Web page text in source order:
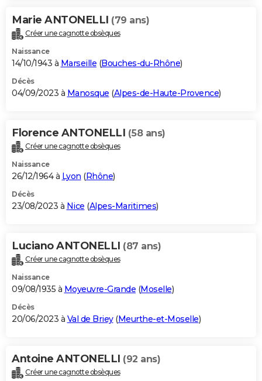
Marie ANTONELLI (79 ans)
Créer une cagnotte obsèques
Naissance
14/10/1943 à Marseille (Bouches-du-Rhône)
Décès
04/09/2023 à Manosque (Alpes-de-Haute-Provence)
Florence ANTONELLI (58 ans)
Créer une cagnotte obsèques
Naissance
26/12/1964 à Lyon (Rhône)
Décès
23/08/2023 à Nice (Alpes-Maritimes)
Luciano ANTONELLI (87 ans)
Créer une cagnotte obsèques
Naissance
09/08/1935 à Moyeuvre-Grande (Moselle)
Décès
20/06/2023 à Val de Briey(Meurthe-et-Moselle)
Antoine ANTONELLI (92 ans)
Créer une cagnotte obsèques